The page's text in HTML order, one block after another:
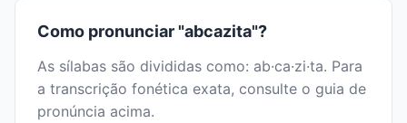
Como pronunciar "abcazita"?
As sílabas são divididas como: ab·ca·zi·ta. Para
a transcrição fonética exata, consulte o guia de
pronúncia acima.